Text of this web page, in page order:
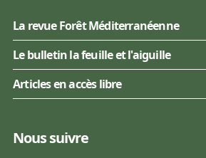
La revue Forêt Méditerranéenne
Le bulletin la feuille et l'aiguille
Articles en accès libre
Nous suivre